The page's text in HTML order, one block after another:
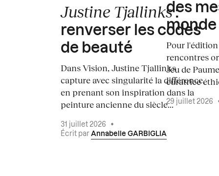
Justine Tjallinks:
renverser les codes
de beauté
Dans Vision, Justine Tjallinks
capture avec singularité la différence,
en prenant son inspiration dans la
peinture ancienne du siècle...
31 juillet 2026
•
Écrit par Annabelle GARBIGLIA
des
monde
Pour l'édition
rencontres
Jeu de
curatrice
29 juillet 2026